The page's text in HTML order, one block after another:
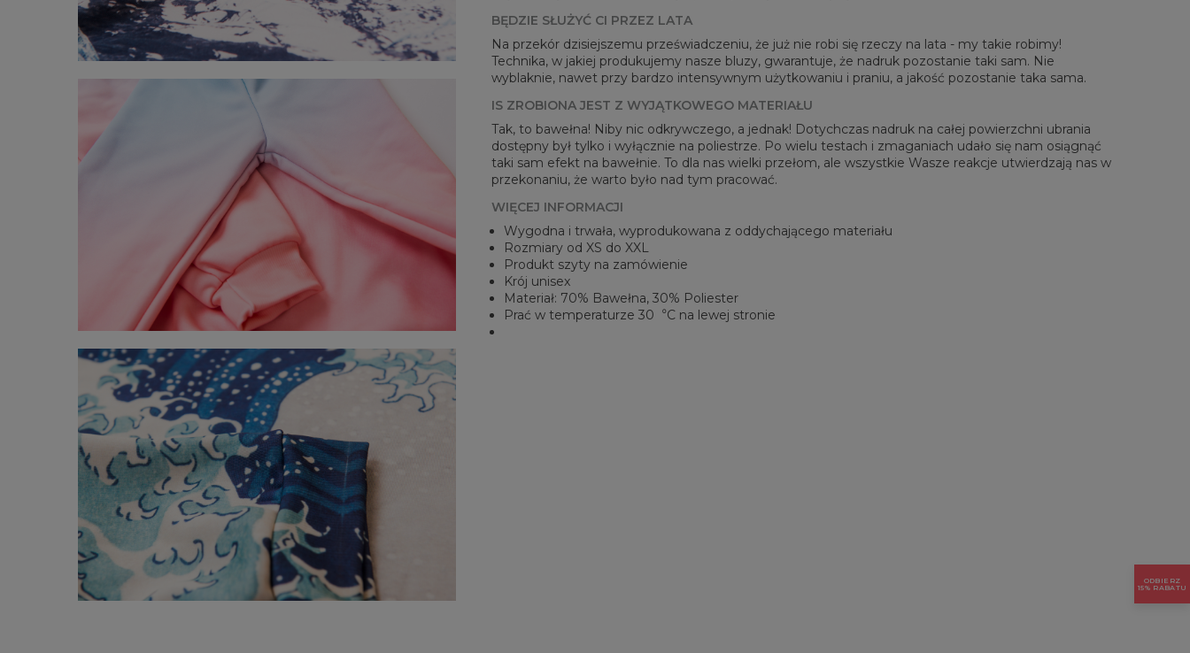
BĘDZIE SŁUŻYĆ CI PRZEZ LATA
Na przekór dzisiejszemu przeświadczeniu, że już nie robi się rzeczy na lata - my takie robimy!
Technika, w jakiej produkujemy nasze bluzy, gwarantuje, że nadruk pozostanie taki sam. Nie
wyblaknie, nawet przy bardzo intensywnym użytkowaniu i praniu, a jakość pozostanie taka sama.
IS ZROBIONA JEST Z WYJĄTKOWEGO MATERIAŁU
Tak, to bawełna! Niby nic odkrywczego, a jednak! Dotychczas nadruk na całej powierzchni ubrania
dostępny był tylko i wyłącznie na poliestrze. Po wielu testach i zmaganiach udało się nam osiągnąć
taki sam efekt na bawełnie. To dla nas wielki przełom, ale wszystkie Wasze reakcje utwierdzają nas w
przekonaniu, że warto było nad tym pracować.
WIĘCEJ INFORMACJI
Wygodna i trwała, wyprodukowana z oddychającego materiału
Rozmiary od XS do XXL
Produkt szyty na zamówienie
Krój unisex
Materiał: 70% Bawełna, 30% Poliester
Prać w temperaturze 30︒C na lewej stronie
ODBIERZ
15% RABATU